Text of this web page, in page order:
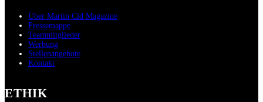
Über Martin Cid Magazine
Pressemappe
Teammitglieder
Werbung
Stellenangebote
Kontakt
ETHIK